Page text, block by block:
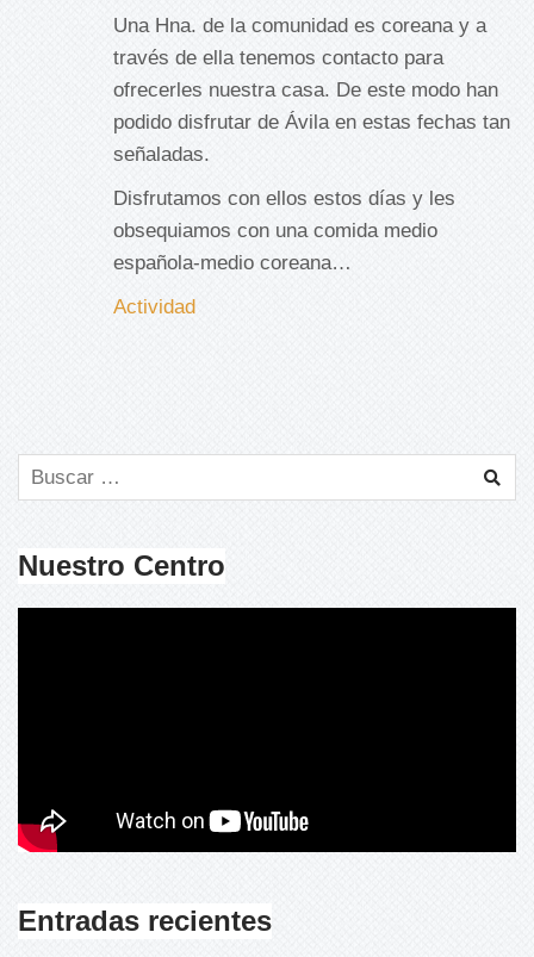
Una Hna. de la comunidad es coreana y a
través de ella tenemos contacto para
ofrecerles nuestra casa. De este modo han
podido disfrutar de Ávila en estas fechas tan
señaladas.
Disfrutamos con ellos estos días y les
obsequiamos con una comida medio
española-medio coreana…
Actividad
Nuestro Centro
Entradas recientes